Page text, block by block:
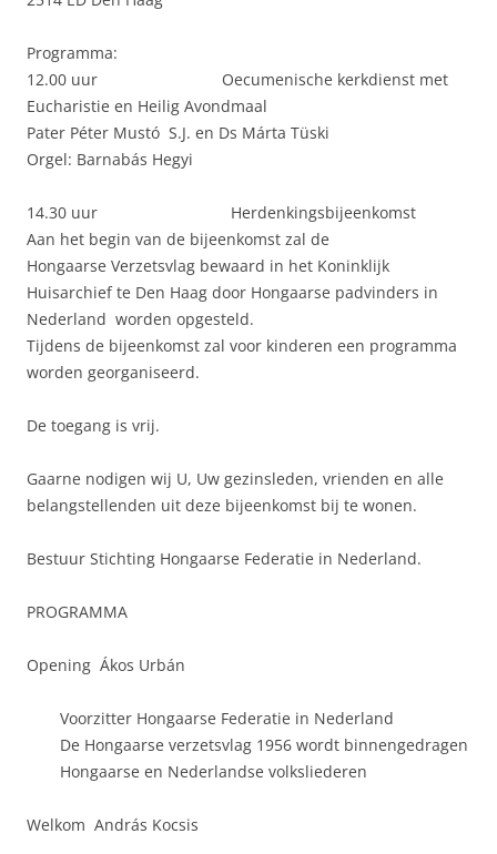
Programma:
12.00 uur Oecumenische kerkdienst met
Eucharistie en Heilig Avondmaal
Pater Péter Mustó S.J. en Ds Márta Tüski
Orgel: Barnabás Hegyi
14.30 uur Herdenkingsbijeenkomst
Aan het begin van de bijeenkomst zal de
Hongaarse Verzetsvlag bewaard in het Koninklijk
Huisarchief te Den Haag door Hongaarse padvinders in
Nederland worden opgesteld.
Tijdens de bijeenkomst zal voor kinderen een programma
worden georganiseerd.
De toegang is vrij.
Gaarne nodigen wij U, Uw gezinsleden, vrienden en alle
belangstellenden uit deze bijeenkomst bij te wonen.
Bestuur Stichting Hongaarse Federatie in Nederland.
PROGRAMMA
Opening Ákos Urbán
Voorzitter Hongaarse Federatie in Nederland
De Hongaarse verzetsvlag 1956 wordt binnengedragen
Hongaarse en Nederlandse volksliederen
Welkom András Kocsis